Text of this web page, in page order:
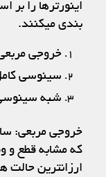
اینورترها را
بندی میکنند.
خروجی
سینوسی
شبه
خروجی مربعی:
که مشابه قطع و
ارزانترین